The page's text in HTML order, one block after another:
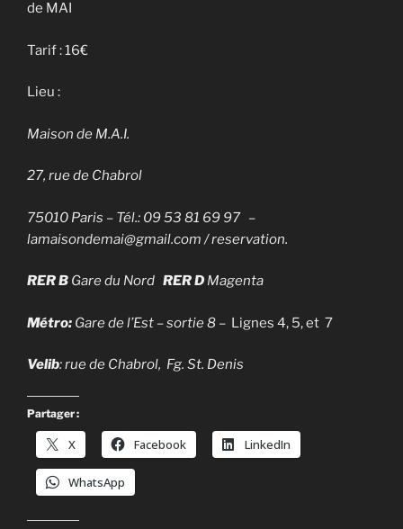
de MAI
Tarif : 16€
Lieu :
Maison de M.A.I.
27, rue de Chabrol
75010 Paris – Tél.: 09 53 81 69 97 –
lamaisondemai@gmail.com / reservation.
RER B Gare du Nord RER DMagenta
Métro: Gare de l’Est – sortie 8 – Lignes 4, 5, et 7
Velib: rue de Chabrol, Fg. St. Denis
Partager :
X Facebook LinkedIn
WhatsApp